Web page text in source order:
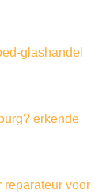
glashandel
erkende
reparateur voor